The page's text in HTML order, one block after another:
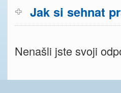
Jak si sehnat
Nenašli jste svoji